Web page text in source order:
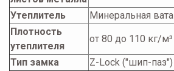
Утеплитель
Минеральная вата
Плотность
утеплителя
от 80 до 110 кг/м³
Тип замка Z-Lock ("шип-паз")